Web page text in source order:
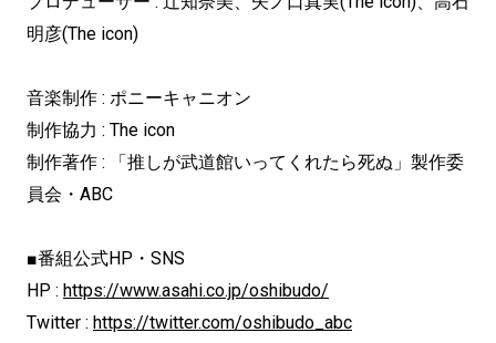
明彦(The icon)
音楽制作 : ポニーキャニオン
制作協力 : The icon
制作著作 : 「推しが武道館いってくれたら死ぬ」製作委
員会・ABC
■番組公式HP・SNS
HP : https://www.asahi.co.jp/oshibudo/
Twitter : https://twitter.com/oshibudo_abc